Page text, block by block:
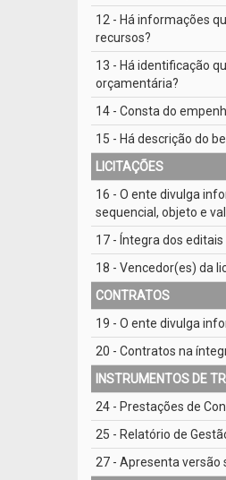
12 - Há informações
recursos?
13 - Há identificação
orçamentária?
14 - Consta do
15 - Há descrição do
LICITAÇÕES
16 - O ente divulga
sequencial, objeto e
17 - Íntegra dos editais
18 - Vencedor(es) da
CONTRATOS
19 - O ente divulga
20 - Contratos na
INSTRUMENTOS DE
24 - Prestações de
25 - Relatório de
27 - Apresenta